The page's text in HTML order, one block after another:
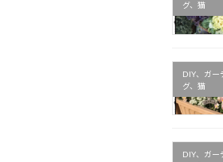
グ、猫
DIY、ガー
グ、猫
DIY、ガー